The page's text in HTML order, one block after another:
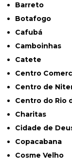
Barreto
Botafogo
Cafubá
Camboinhas
Catete
Centro
Centro de
Centro do Rio
Charitas
Cidade de
Copacabana
Cosme Velho